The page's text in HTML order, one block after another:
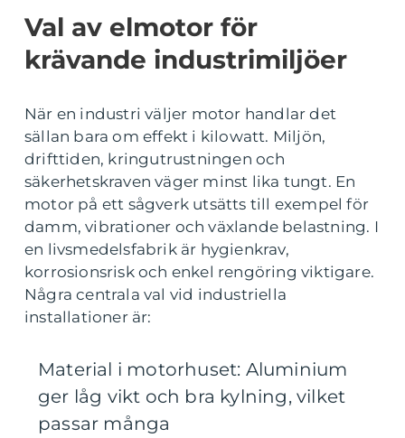
Val av elmotor för
krävande industrimiljöer
När en industri väljer motor handlar det
sällan bara om effekt i kilowatt. Miljön,
drifttiden, kringutrustningen och
säkerhetskraven väger minst lika tungt. En
motor på ett sågverk utsätts till exempel för
damm, vibrationer och växlande belastning. I
en livsmedelsfabrik är hygienkrav,
korrosionsrisk och enkel rengöring viktigare.
Några centrala val vid industriella
installationer är:
Material i motorhuset: Aluminium
ger låg vikt och bra kylning, vilket
passar många